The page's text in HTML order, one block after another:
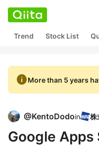
Trend Stock List
infoMore than 5 years
@KentoDodoin
Google Apps